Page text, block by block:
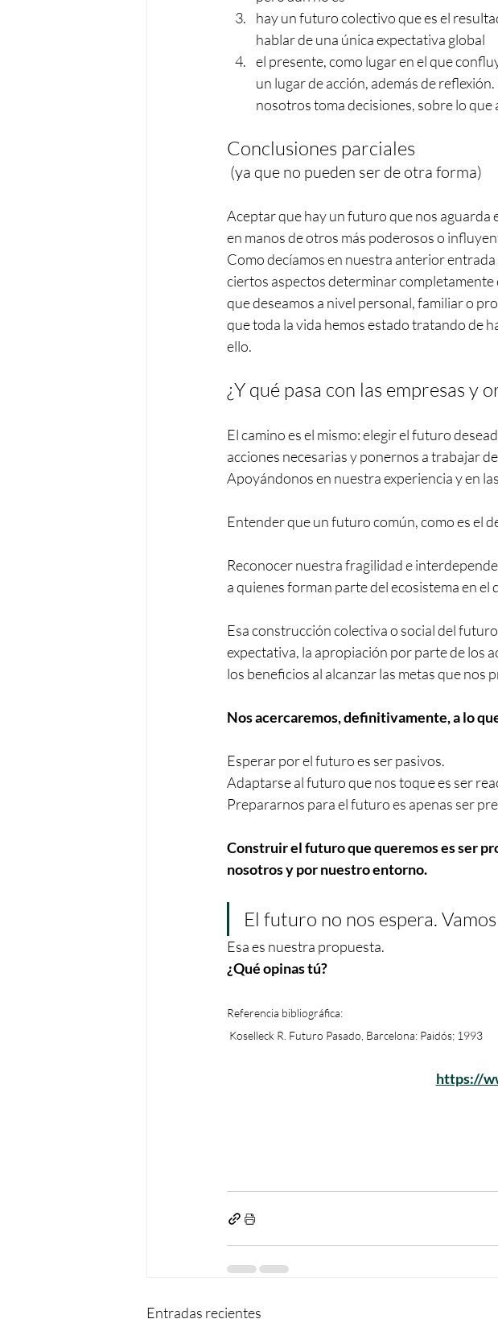
hay un futuro colectivo que es el
hablar de una única expectativa global
el presente, como lugar en el que
un lugar de acción, además de
nosotros toma decisiones, sobre lo
Conclusiones parciales
(ya que no pueden ser de otra forma)
Aceptar que hay un futuro que nos aguarda
en manos de otros más poderosos o
Como decíamos en nuestra anterior
ciertos aspectos determinar
que deseamos a nivel personal, familiar o
que toda la vida hemos estado tratando de
ello.
¿Y qué pasa con las empresas y
El camino es el mismo: elegir el futuro
acciones necesarias y ponernos a trabajar
Apoyándonos en nuestra experiencia y en
Entender que un futuro común, como es el
Reconocer nuestra fragilidad e
a quienes forman parte del ecosistema en
Esa construcción colectiva o social del
expectativa, la apropiación por parte de los
los beneficios al alcanzar las metas que nos
Nos acercaremos, definitivamente, a lo
Esperar por el futuro es ser pasivos.
Adaptarse al futuro que nos toque es ser
Prepararnos para el futuro es apenas ser
Construir el futuro que queremos es ser
nosotros y por nuestro entorno.
El futuro no nos espera.
Esa es nuestra propuesta.
¿Qué opinas tú?
Referencia bibliográfica:
Koselleck R. Futuro Pasado, Barcelona: Paidós; 1993
https://
Entradas recientes